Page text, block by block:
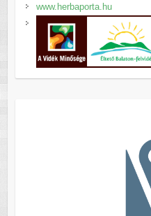
www.herbaporta.hu